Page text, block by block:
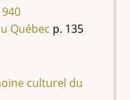
Québec p. 135
culturel du